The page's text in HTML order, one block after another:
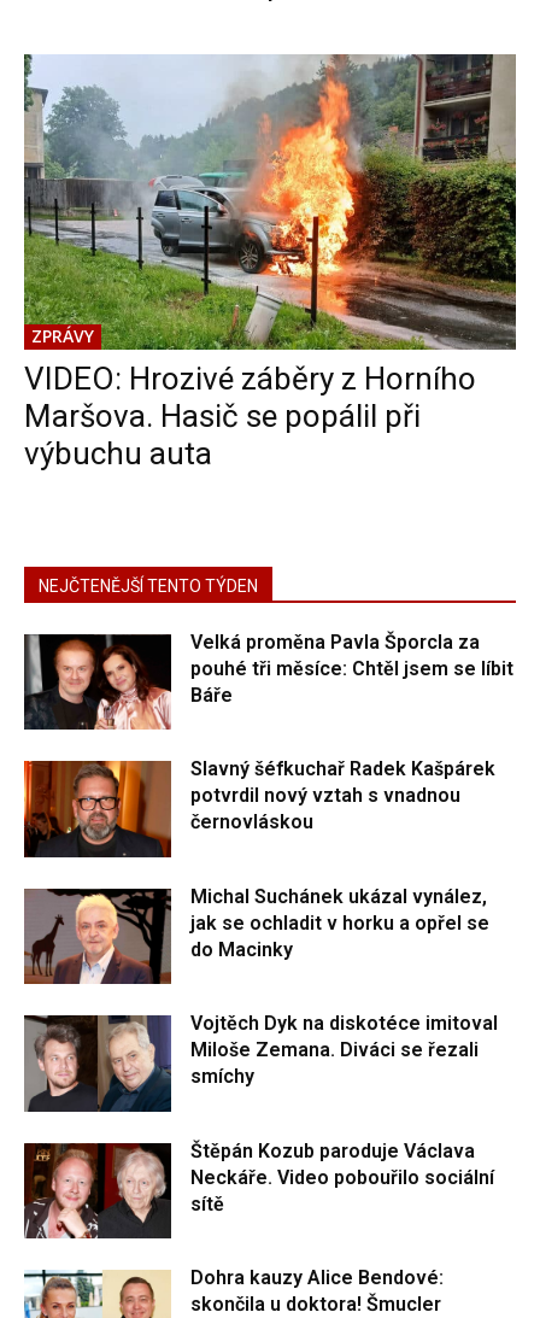
ZPRÁVY
VIDEO: Hrozivé záběry z Horního
Maršova. Hasič se popálil při
výbuchu auta
NEJČTENĚJŠÍ TENTO TÝDEN
Velká proměna Pavla Šporcla za
pouhé tři měsíce: Chtěl jsem se líbit
Báře
Slavný šéfkuchař Radek Kašpárek
potvrdil nový vztah s vnadnou
černovláskou
Michal Suchánek ukázal vynález,
jak se ochladit v horku a opřel se
do Macinky
Vojtěch Dyk na diskotéce imitoval
Miloše Zemana. Diváci se řezali
smíchy
Štěpán Kozub paroduje Václava
Neckáře. Video pobouřilo sociální
sítě
Dohra kauzy Alice Bendové:
skončila u doktora! Šmucler